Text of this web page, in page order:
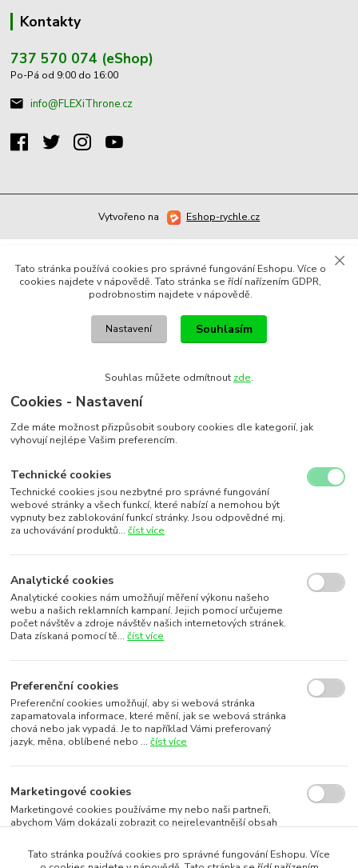
Kontakty
737 570 074 (eShop)
Po-Pá od 9:00 do 16:00
info@FLEXiThrone.cz
Vytvořeno na Eshop-rychle.cz
Tato stránka používá cookies pro správné fungování Eshopu. Více o
cookies najdete v nápovědě. Tato stránka se řídí nařízením GDPR,
podrobnostim najdete v nápovědě.
Nastavení Souhlasím
Souhlas můžete odmítnout zde.
Cookies - Nastavení
Zde máte možnost přizpůsobit soubory cookies dle kategorií, jak
vyhovují nejlépe Vašim preferencím.
Technické cookies
Technické cookies jsou nezbytné pro správné fungování
webové stránky a všech funkcí, které nabízí a nemohou být
vypnuty bez zablokování funkcí stránky. Jsou odpovědné mj.
za uchovávání produktů...číst více
Analytické cookies
Analytické cookies nám umožňují měření výkonu našeho
webu a našich reklamních kampaní. Jejich pomocí určujeme
počet návštěv a zdroje návštěv našich internetových stránek.
Data získaná pomocí tě...číst více
Preferenční cookies
Preferenční cookies umožňují, aby si webová stránka
zapamatovala informace, které mění, jak se webová stránka
chová nebo jak vypadá. Je to například Vámi preferovaný
jazyk, měna, oblíbené nebo ...číst více
Marketingové cookies
Marketingové cookies používáme my nebo naši partneři,
abychom Vám dokázali zobrazit co nejrelevantnější obsah
subjektů. To je možn... číst více
Tato stránka používá cookies pro správné fungování Eshopu. Více